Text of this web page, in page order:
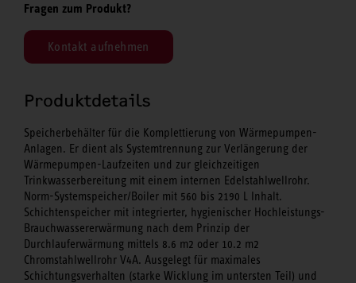
Fragen zum Produkt?
Kontakt aufnehmen
Produktdetails
Speicherbehälter für die Komplettierung von Wärmepumpen-
Anlagen. Er dient als Systemtrennung zur Verlängerung der
Wärmepumpen-Laufzeiten und zur gleichzeitigen
Trinkwasserbereitung mit einem internen Edelstahlwellrohr.
Norm-Systemspeicher/Boiler mit 560 bis 2190 L Inhalt.
Schichtenspeicher mit integrierter, hygienischer Hochleistungs-
Brauchwassererwärmung nach dem Prinzip der
Durchlauferwärmung mittels 8.6 m2 oder 10.2 m2
Chromstahlwellrohr V4A. Ausgelegt für maximales
Schichtungsverhalten (starke Wicklung im untersten Teil) und